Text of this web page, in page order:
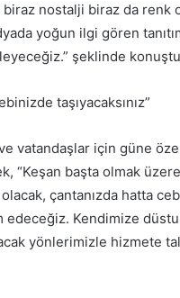
nostalji biraz da renk
yoğun ilgi gören
şeklinde
taşıyacaksınız”
için güne özel
“Keşan başta olmak
çantanızda hatta
edeceğiz. Kendimize
yönlerimizle hizmete